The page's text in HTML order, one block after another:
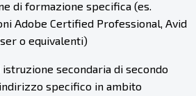
di formazione specifica (es.
Adobe Certified Professional, Avid
o equivalenti)
secondaria di secondo
specifico in ambito